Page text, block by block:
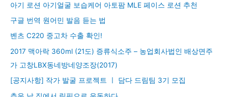
아기 로션 아기얼굴 보습케어 아토팜 MLE 페이스 로션 추천
구글 번역 원어민 발음 듣는 법
벤츠 C220 중고차 수출 확인!
2017 맥아락 360ml (21도) 증류식소주 – 농업회사법인 배상면주
가 고창LBX동네방네양조장(2017)
[공지사항] 작가 발굴 프로젝트 ㅣ 담다 드림팀 3기 모집